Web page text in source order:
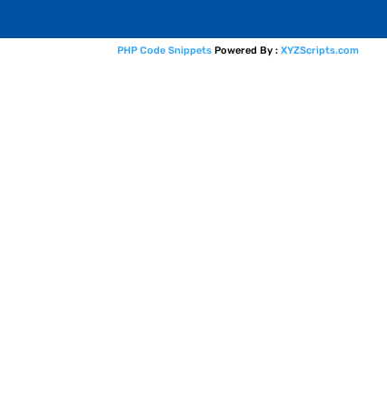
PHP Code Snippets Powered By : XYZScripts.com